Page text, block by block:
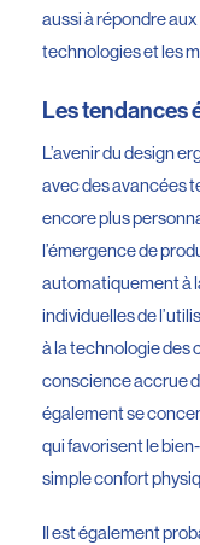
aussi à répondre
technologies et les
Les tendances
L’avenir du design
avec des avancées
encore plus
l’émergence de
automatiquement à
individuelles de
à la technologie des
conscience accrue
également se
qui favorisent le
simple confort
Il est également